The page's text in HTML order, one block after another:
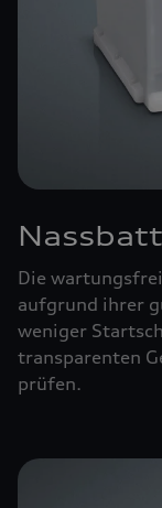
Die
aufgrund ihrer
weniger
transparenten
prüfen.